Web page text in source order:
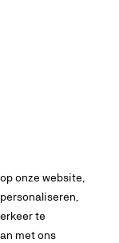
onze website,
te
met ons